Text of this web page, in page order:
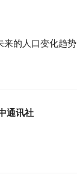
来的人口变化趋势
通讯社